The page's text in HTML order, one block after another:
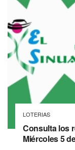
LOTERIAS
Consulta los
Miércoles 5